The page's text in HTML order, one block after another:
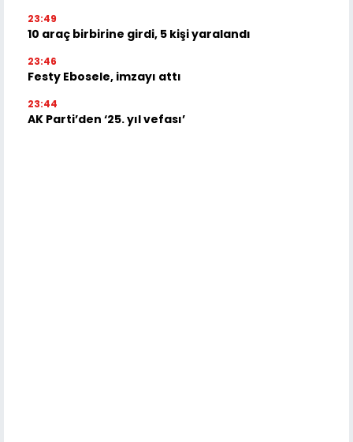
23:49
10 araç birbirine girdi, 5 kişi yaralandı
23:46
Festy Ebosele, imzayı attı
23:44
AK Parti’den ‘25. yıl vefası’